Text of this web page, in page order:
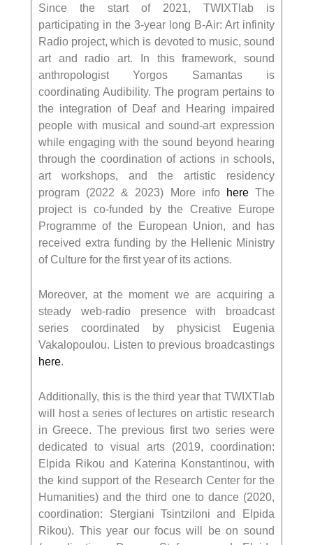
Since the start of 2021, TWIXTlab is
participating in the 3-year long B-Air: Art infinity
Radio project, which is devoted to music, sound
art and radio art. In this framework, sound
anthropologist Yorgos Samantas is
coordinating Audibility. The program pertains to
the integration of Deaf and Hearing impaired
people with musical and sound-art expression
while engaging with the sound beyond hearing
through the coordination of actions in schools,
art workshops, and the artistic residency
program (2022 & 2023) More info
here The
project is co-funded by the Creative Europe
Programme of the European Union, and has
received extra funding by the Hellenic Ministry
of Culture for the first year of its actions.
Moreover, at the moment we are acquiring a
steady web-radio presence with broadcast
series coordinated by physicist Eugenia
Vakalopoulou. Listen to previous broadcastings
here.
Additionally, this is the third year that TWIXTlab
will host a series of lectures on artistic research
in Greece. The previous first two series were
dedicated to visual arts (2019, coordination:
Elpida Rikou and Katerina Konstantinou, with
the kind support of the Research Center for the
Humanities) and the third one to dance (2020,
coordination: Stergiani Tsintziloni and Elpida
Rikou). This year our focus will be on sound